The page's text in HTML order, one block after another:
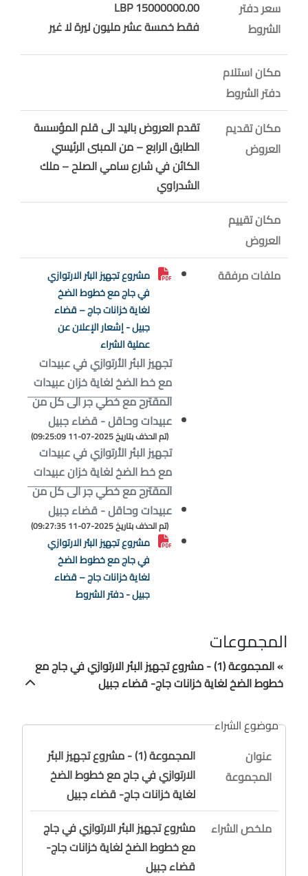
سعر دفتر
الشروط
15000000.00 LBP
فقط خمسة عشر مليون ليرة لا غير
مكان استلام
دفتر الشروط
مكان تقديم
العروض
تقدم العروض باليد الى قلم المؤسسة
الطابق الرابع – من المبنى الرئيسي
الكائن في شارع سامي الصلح – ملك
الشدراوي
مكان تقييم
العروض
ملفات مرفقة
مشروع تجهيز البئر الارتوازي
في جاج مع خطوط الضخ
لغاية خزانات جاج – قضاء
جبيل - إشعار الإعلان عن
عملية الشراء
تجهيز البئر الأرتوازي في عبيدات
مع خط الضخ لغاية خزان عبيدات
المقترح مع خطي جر الى كل من
عبيدات وحاقل - قضاء جبيل
(تم الحذف بتاريخ 2025-07-11 09:25:09)
تجهيز البئر الأرتوازي في عبيدات
مع خط الضخ لغاية خزان عبيدات
المقترح مع خطي جر الى كل من
عبيدات وحاقل - قضاء جبيل
(تم الحذف بتاريخ 2025-07-11 09:27:35)
مشروع تجهيز البئر الارتوازي
في جاج مع خطوط الضخ
لغاية خزانات جاج – قضاء
جبيل - دفتر الشروط
المجموعات
» المجموعة (1) - مشروع تجهيز البئر الارتوازي في جاج مع
خطوط الضخ لغاية خزانات جاج- قضاء جبيل
موضوع الشراء
عنوان
المجموعة
المجموعة (1) - مشروع تجهيز البئر
الارتوازي في جاج مع خطوط الضخ
لغاية خزانات جاج- قضاء جبيل
ملخص الشراء
مشروع تجهيز البئر الارتوازي في جاج
مع خطوط الضخ لغاية خزانات جاج-
قضاء جبيل